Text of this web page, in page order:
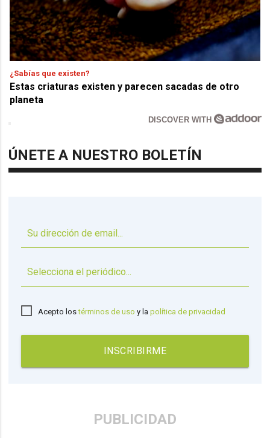
¿Sabías que existen?
Estas criaturas existen y parecen sacadas de otro
planeta
DISCOVER WITH
ÚNETE A NUESTRO BOLETÍN
Acepto lostérminos de uso y lapolítica de privacidad
INSCRIBIRME
PUBLICIDAD